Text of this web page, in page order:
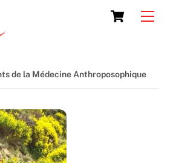
Cart
de la Médecine Anthroposophique